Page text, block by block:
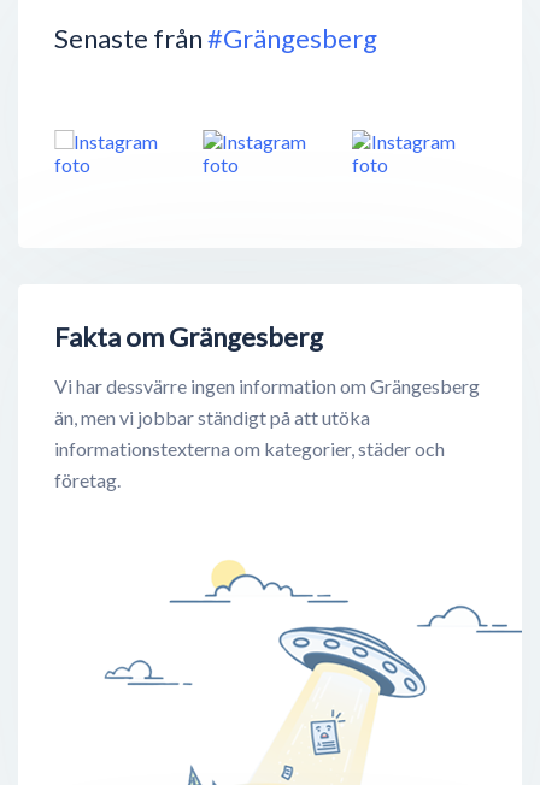
Senaste från#Grängesberg
Fakta om Grängesberg
Vi har dessvärre ingen information om Grängesberg
än, men vi jobbar ständigt på att utöka
informationstexterna om kategorier, städer och
företag.